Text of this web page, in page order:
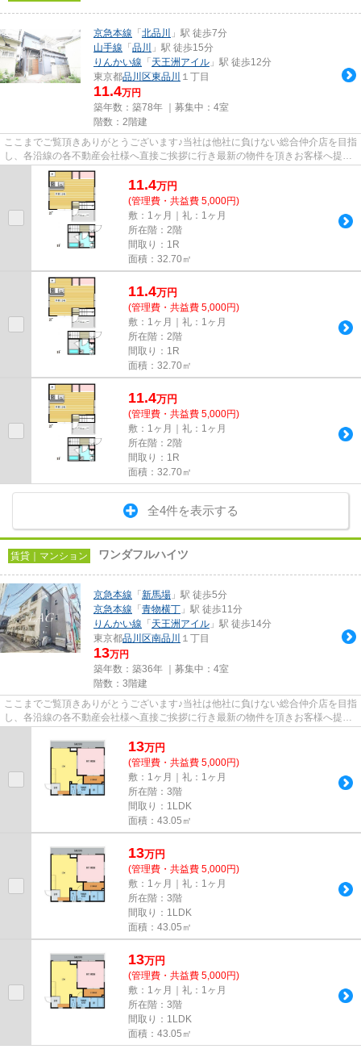
京急本線 「 北品川
」駅 徒歩7分
山手線 「 品川
」駅 徒歩15分
りんかい線 「 天王洲アイル 」駅 徒歩12分
東京都品川区東品川 １丁目
11.4万円
築年数：築78年 ｜募集中： 4室
階数：2階建
ここまでご覧頂きありがとうございます♪当社は他社に負けない総合仲介店を目指
し、各沿線の各不動産会社様へ直接ご挨拶に行き最新の物件を頂きお客様へ提供
しております！最新の情報は...
11.4万円
(管理費・共益費 5,000円)
敷：1ヶ月｜礼：1ヶ月
所在階：2階
間取り：1R
面積：32.70㎡
11.4万円
(管理費・共益費 5,000円)
敷：1ヶ月｜礼：1ヶ月
所在階：2階
間取り：1R
面積：32.70㎡
11.4万円
(管理費・共益費 5,000円)
敷：1ヶ月｜礼：1ヶ月
所在階：2階
間取り：1R
面積：32.70㎡
全4件を表示する
賃貸｜マンション ワンダフルハイツ
京急本線 「 新馬場 」駅 徒歩5分
京急本線 「 青物横丁 」駅 徒歩11分
りんかい線 「 天王洲アイル 」駅 徒歩14分
東京都品川区南品川 １丁目
13万円
築年数：築36年 ｜募集中： 4室
階数：3階建
ここまでご覧頂きありがとうございます♪当社は他社に負けない総合仲介店を目指
し、各沿線の各不動産会社様へ直接ご挨拶に行き最新の物件を頂きお客様へ提供
13万円
(管理費・共益費 5,000円)
敷：1ヶ月｜礼：1ヶ月
所在階：3階
間取り：1LDK
面積：43.05㎡
13万円
(管理費・共益費 5,000円)
敷：1ヶ月｜礼：1ヶ月
所在階：3階
間取り：1LDK
面積：43.05㎡
13万円
(管理費・共益費 5,000円)
敷：1ヶ月｜礼：1ヶ月
所在階：3階
間取り：1LDK
面積：43.05㎡